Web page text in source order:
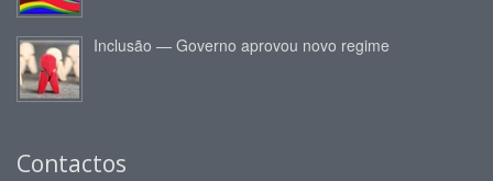
Inclusão — Governo aprovou novo regime
Contactos